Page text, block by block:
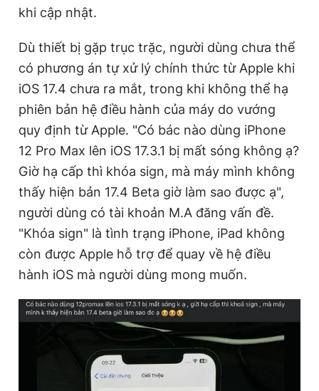
Hotline
0906 645 777
Đặt báo Quảng cáo RSS Tòa soạn Chính sách bảo
Tổng biên tập: Nguyễn Ngọc Toàn
Phó tổng biên tập thường trực: Hải Thành
Phó tổng biên tập: Lâm Hiếu Dũng
Phó tổng biên tập: Trần Việt Hưng
Tổng thư ký tòa soạn: Đức Trung
Giấy phép xuất bản số 110/GP - BTTTT cấp ngày 24.3.2020
© 2003-2026 Bản quyền thuộc về Báo Thanh Niên. Cấm sao
chép dưới mọi hình thức nếu không có sự chấp thuận bằng văn
bản. Phát triển bởi ePi Technologies, JSC.
khi cập nhật.
Dù thiết bị gặp trục trặc, người dùng chưa thể
có phương án tự xử lý chính thức từ Apple khi
iOS 17.4 chưa ra mắt, trong khi không thể hạ
phiên bản hệ điều hành của máy do vướng
quy định từ Apple. "Có bác nào dùng iPhone
12 Pro Max lên iOS 17.3.1 bị mất sóng không ạ?
Giờ hạ cấp thì khóa sign, mà máy mình không
thấy hiện bản 17.4 Beta giờ làm sao được ạ",
người dùng có tài khoản M.A đăng vấn đề.
"Khóa sign" là tình trạng iPhone, iPad không
còn được Apple hỗ trợ để quay về hệ điều
hành iOS mà người dùng mong muốn.